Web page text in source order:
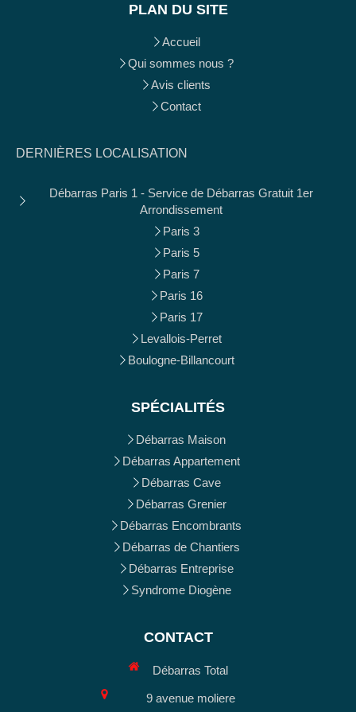
PLAN DU SITE
Accueil
Qui sommes nous ?
Avis clients
Contact
DERNIÈRES LOCALISATION
Débarras Paris 1 - Service de Débarras Gratuit 1er
Arrondissement
Paris 3
Paris 5
Paris 7
Paris 16
Paris 17
Levallois-Perret
Boulogne-Billancourt
SPÉCIALITÉS
Débarras Maison
Débarras Appartement
Débarras Cave
Débarras Grenier
Débarras Encombrants
Débarras de Chantiers
Débarras Entreprise
Syndrome Diogène
CONTACT
Débarras Total
9 avenue moliere